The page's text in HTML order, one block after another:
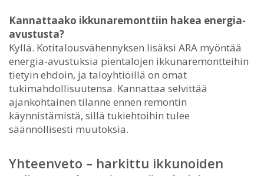
Kannattaako ikkunaremonttiin hakea energia-
avustusta?
Kyllä. Kotitalousvähennyksen lisäksi ARA myöntää
energia-avustuksia pientalojen ikkunaremontteihin
tietyin ehdoin, ja taloyhtiöillä on omat
tukimahdollisuutensa. Kannattaa selvittää
ajankohtainen tilanne ennen remontin
käynnistämistä, sillä tukiehtoihin tulee
säännöllisesti muutoksia.
Yhteenveto – harkittu ikkunoiden